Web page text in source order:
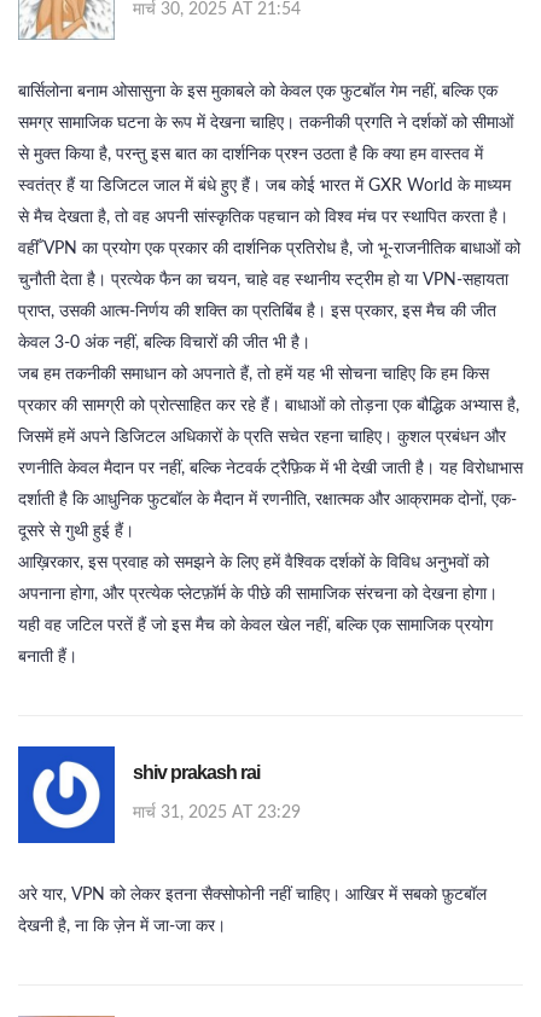
मार्च 30, 2025 AT 21:54
बार्सिलोना बनाम ओसासुना के इस मुकाबले को केवल एक फुटबॉल गेम नहीं, बल्कि एक
समग्र सामाजिक घटना के रूप में देखना चाहिए। तकनीकी प्रगति ने दर्शकों को सीमाओं
से मुक्त किया है, परन्तु इस बात का दार्शनिक प्रश्न उठता है कि क्या हम वास्तव में
स्वतंत्र हैं या डिजिटल जाल में बंधे हुए हैं। जब कोई भारत में GXR World के माध्यम
से मैच देखता है, तो वह अपनी सांस्कृतिक पहचान को विश्व मंच पर स्थापित करता है।
वहीँ VPN का प्रयोग एक प्रकार की दार्शनिक प्रतिरोध है, जो भू‑राजनीतिक बाधाओं को
चुनौती देता है। प्रत्येक फैन का चयन, चाहे वह स्थानीय स्ट्रीम हो या VPN‑सहायता
प्राप्त, उसकी आत्म-निर्णय की शक्ति का प्रतिबिंब है। इस प्रकार, इस मैच की जीत
केवल 3‑0 अंक नहीं, बल्कि विचारों की जीत भी है।
जब हम तकनीकी समाधान को अपनाते हैं, तो हमें यह भी सोचना चाहिए कि हम किस
प्रकार की सामग्री को प्रोत्साहित कर रहे हैं। बाधाओं को तोड़ना एक बौद्धिक अभ्यास है,
जिसमें हमें अपने डिजिटल अधिकारों के प्रति सचेत रहना चाहिए। कुशल प्रबंधन और
रणनीति केवल मैदान पर नहीं, बल्कि नेटवर्क ट्रैफ़िक में भी देखी जाती है। यह विरोधाभास
दर्शाती है कि आधुनिक फुटबॉल के मैदान में रणनीति, रक्षात्मक और आक्रामक दोनों, एक-
दूसरे से गुथी हुई हैं।
आख़िरकार, इस प्रवाह को समझने के लिए हमें वैश्विक दर्शकों के विविध अनुभवों को
अपनाना होगा, और प्रत्येक प्लेटफ़ॉर्म के पीछे की सामाजिक संरचना को देखना होगा।
यही वह जटिल परतें हैं जो इस मैच को केवल खेल नहीं, बल्कि एक सामाजिक प्रयोग
बनाती हैं।
shiv prakash rai
मार्च 31, 2025 AT 23:29
अरे यार, VPN को लेकर इतना सैक्सोफोनी नहीं चाहिए। आखिर में सबको फ़ुटबॉल
देखनी है, ना कि ज़ेन में जा‑जा कर।